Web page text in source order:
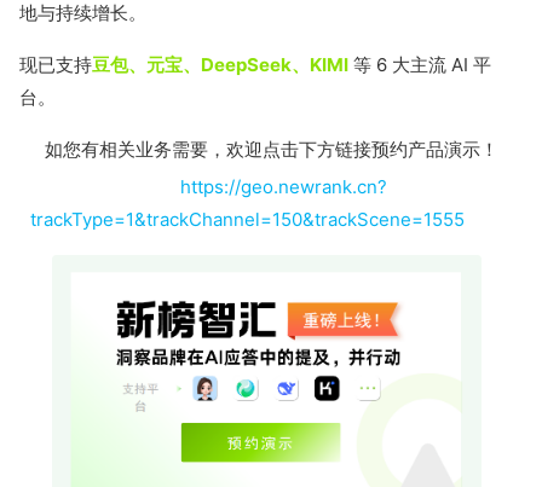
地与持续增长。
现已支持豆包、元宝、DeepSeek、KIMI 等 6 大主流 AI 平
台。
如您有相关业务需要，欢迎点击下方链接预约产品演示！
https://geo.newrank.cn?
trackType=1&trackChannel=150&trackScene=1555